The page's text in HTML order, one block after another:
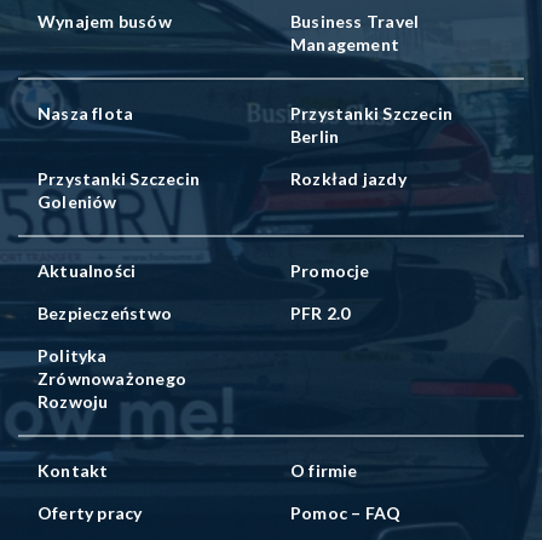
Wynajem busów
Business Travel
Management
Nasza flota
Przystanki Szczecin
Berlin
Przystanki Szczecin
Goleniów
Rozkład jazdy
Aktualności Promocje
Bezpieczeństwo PFR 2.0
Polityka
Zrównoważonego
Rozwoju
Kontakt O firmie
Oferty pracy Pomoc – FAQ